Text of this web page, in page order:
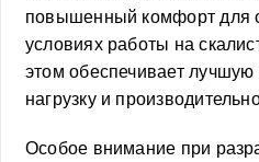
повышенный комфорт для
условиях работы на
этом обеспечивает
нагрузку и
Особое внимание при